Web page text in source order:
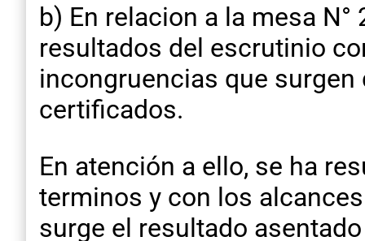
b) En relacion a la mesa
resultados del escrutinio
incongruencias que
certificados.
En atención a ello, se ha
terminos y con los
surge el resultado